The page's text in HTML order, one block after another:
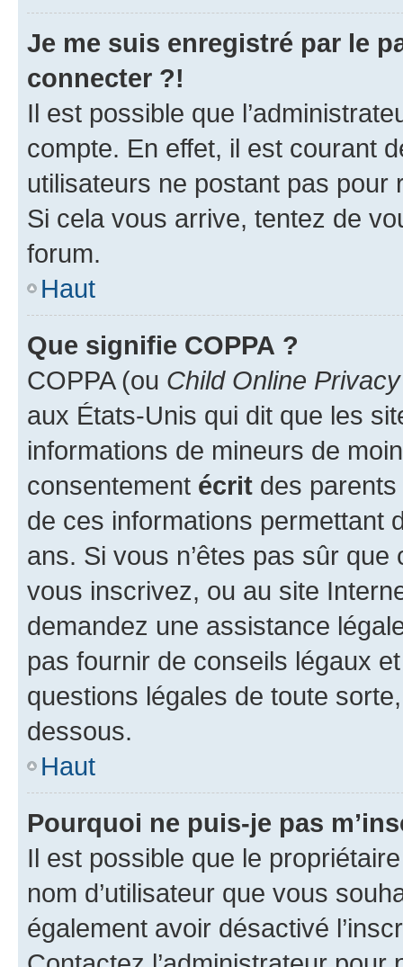
Je me suis enregistré par le
connecter ?!
Il est possible que
compte. En effet, il est courant
utilisateurs ne postant pas pour
Si cela vous arrive, tentez de
forum.
Haut
Que signifie COPPA ?
COPPA (ou Child Online
aux États-Unis qui dit que les
informations de mineurs de
consentement écrit des parents
de ces informations permettant
ans. Si vous n’êtes pas sûr
vous inscrivez, ou au site
demandez une assistance
pas fournir de conseils légaux
questions légales de toute
dessous.
Haut
Pourquoi ne puis-je pas
Il est possible que le
nom d’utilisateur que vous
également avoir désactivé